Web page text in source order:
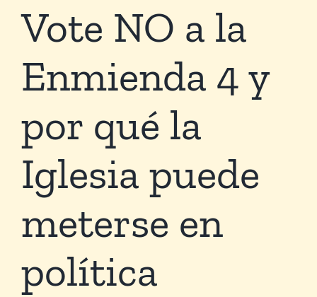
Conócenos
Temas
Boletín Electrónico
Media
Tienda Virtual
Buscar
Vote NO a la
Enmienda 4 y
por qué la
Iglesia puede
meterse en
política